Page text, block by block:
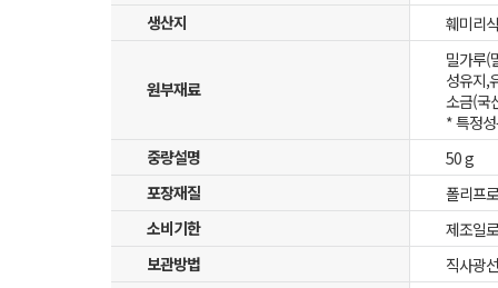
생산지
훼미리
원부재료
밀가루(
성유지,
소금(국
* 특정
중량설명
50 g
포장재질
폴리프
소비기한
제조일
보관방법
직사광